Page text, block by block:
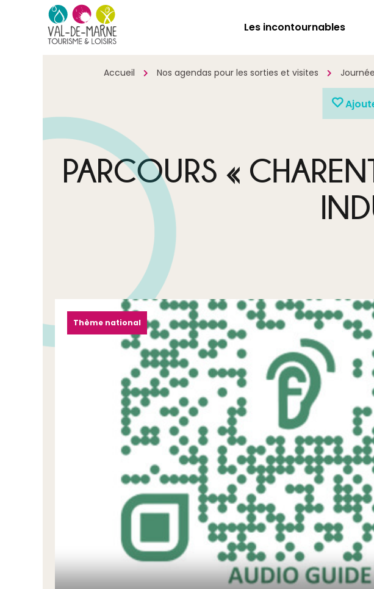
Les incontournables
Accueil Nos agendas pour les sorties et visites
PARCOURS «
Thème national